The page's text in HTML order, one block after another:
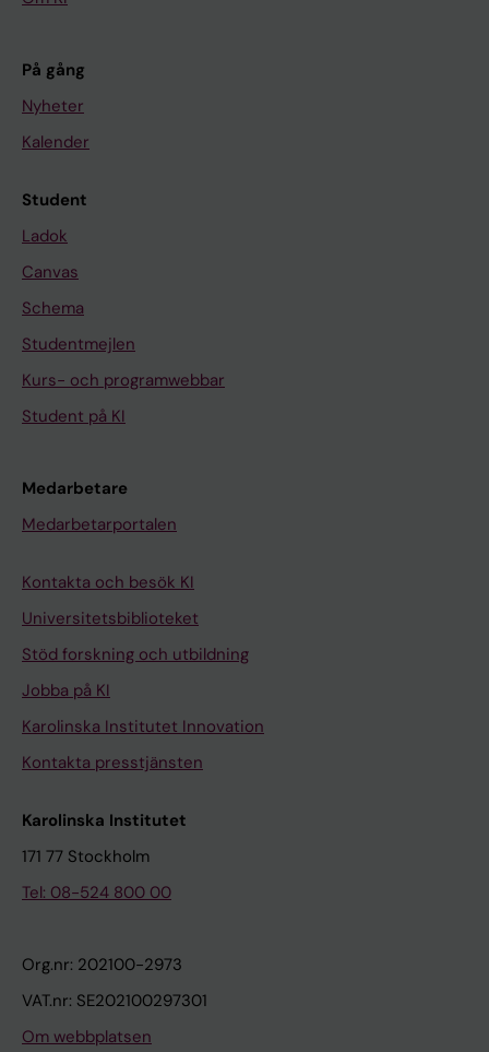
På gång
Nyheter
Kalender
Student
Ladok
Canvas
Schema
Studentmejlen
Kurs- och programwebbar
Student på KI
Medarbetare
Medarbetarportalen
Kontakta och besök KI
Universitetsbiblioteket
Stöd forskning och utbildning
Jobba på KI
Karolinska Institutet Innovation
Kontakta presstjänsten
Karolinska Institutet
171 77 Stockholm
Tel: 08-524 800 00
Org.nr: 202100-2973
VAT.nr: SE202100297301
Om webbplatsen